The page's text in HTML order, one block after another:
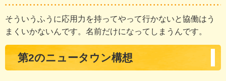
そういうふうに応用力を持ってやって行かないと協働はう
まくいかないんです。名前だけになってしまうんです。
第2のニュータウン構想